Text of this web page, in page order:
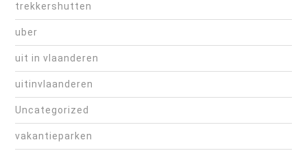
trekkershutten
uber
uit in vlaanderen
uitinvlaanderen
Uncategorized
vakantieparken